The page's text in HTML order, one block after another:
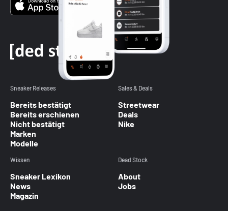
Sneaker Releases
Bereits bestätigt
Bereits erschienen
Nicht bestätigt
Marken
Modelle
Sales & Deals
Streetwear
Deals
Nike
Wissen
Sneaker Lexikon
News
Magazin
Dead Stock
About
Jobs